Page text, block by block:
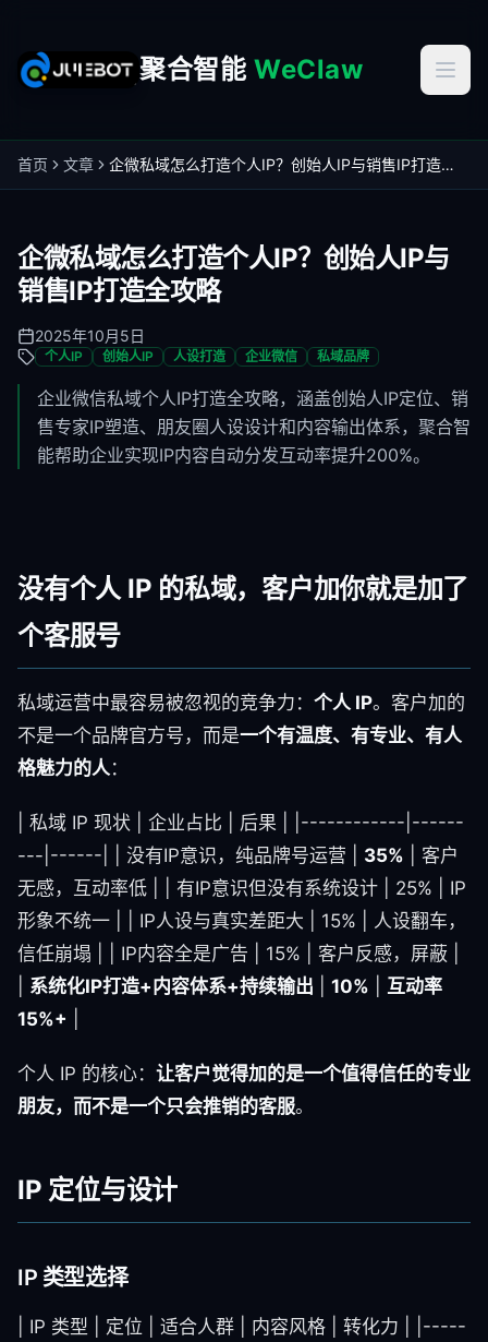
聚合智能 WeClaw
首页 文章 企微私域怎么打造个人IP？创始人IP与销售IP打造全攻略
企微私域怎么打造个人IP？创始人IP与
销售IP打造全攻略
2025年10月5日
个人IP 创始人IP 人设打造 企业微信 私域品牌
企业微信私域个人IP打造全攻略，涵盖创始人IP定位、销
售专家IP塑造、朋友圈人设设计和内容输出体系，聚合智
能帮助企业实现IP内容自动分发互动率提升200%。
没有个人 IP 的私域，客户加你就是加了
个客服号
私域运营中最容易被忽视的竞争力： 个人 IP。客户加的
不是一个品牌官方号，而是一个有温度、有专业、有人
格魅力的人：
| 私域 IP 现状 | 企业占比 | 后果 | |------------|------
---|------| | 没有IP意识，纯品牌号运营 | 35% | 客户
无感，互动率低 | | 有IP意识但没有系统设计 | 25% | IP
形象不统一 | | IP人设与真实差距大 | 15% | 人设翻车，
信任崩塌 | | IP内容全是广告 | 15% | 客户反感，屏蔽 |
系统化IP打造+内容体系+持续输出 10%
互动率
15%+
个人 IP 的核心： 让客户觉得加的是一个值得信任的专业
朋友，而不是一个只会推销的客服。
IP 定位与设计
IP 类型选择
| IP 类型 | 定位 | 适合人群 | 内容风格 | 转化力 | |-----